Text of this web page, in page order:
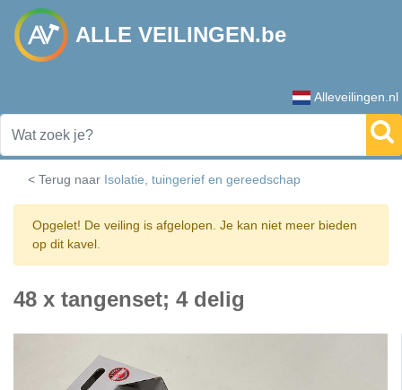
ALLE VEILINGEN.be
Alleveilingen.nl
< Terug naar Isolatie, tuingerief en gereedschap
Opgelet! De veiling is afgelopen. Je kan niet meer bieden
op dit kavel.
48 x tangenset; 4 delig